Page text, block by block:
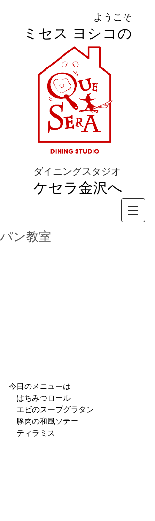
ようこそ
ミセス ヨシコの
ダイニングスタジオ
ケセラ金沢へ
パン教室
今日のメニューは
はちみつロール
エビのスープグラタン
豚肉の和風ソテー
ティラミス